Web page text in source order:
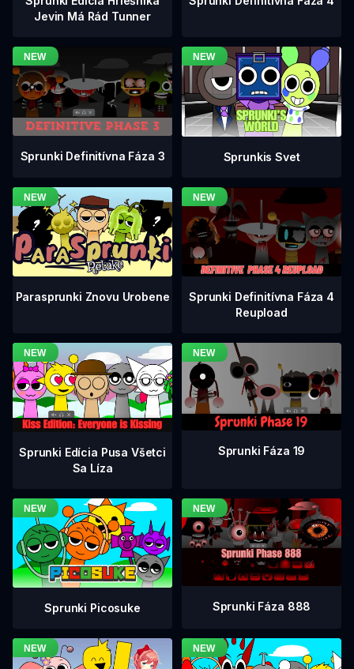
Jevin Má Rád Tunner
Sprunki Definitívna Fáza 3 Sprunkis Svet
Parasprunki Znovu Urobene
Sprunki Definitívna Fáza 4
Reupload
Sprunki Edícia Pusa Všetci
Sa Líza
Sprunki Fáza 19
Sprunki Picosuke Sprunki Fáza 888